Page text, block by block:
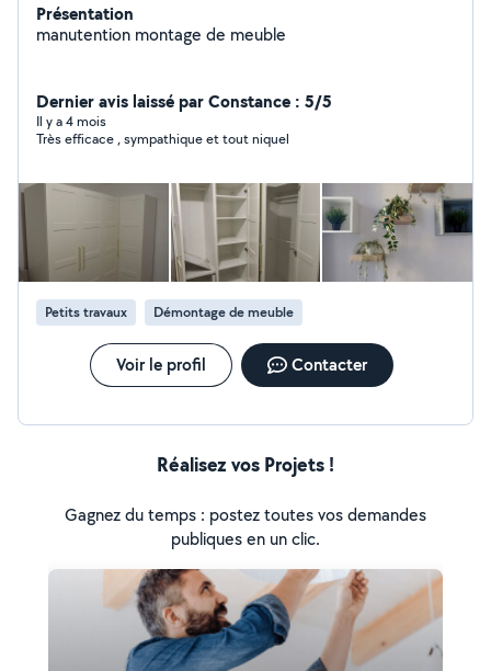
Présentation
manutention montage de meuble
Dernier avis laissé par Constance : 5/5
Il y a 4 mois
Très efficace , sympathique et tout niquel
Petits travaux Démontage de meuble
Voir le profil Contacter
Réalisez vos Projets !
Gagnez du temps : postez toutes vos demandes
publiques en un clic.